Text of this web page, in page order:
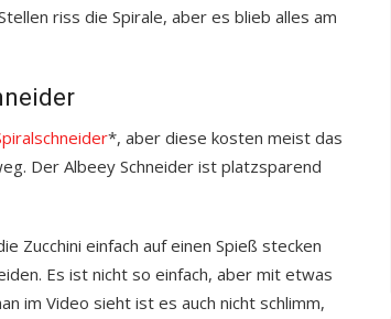
riss die Spirale, aber es blieb alles am
*, aber diese kosten meist das
Der Albeey Schneider ist platzsparend
Zucchini einfach auf einen Spieß stecken
Es ist nicht so einfach, aber mit etwas
im Video sieht ist es auch nicht schlimm,